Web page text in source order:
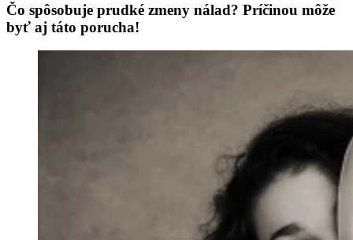
Čo spôsobuje prudké zmeny nálad? Príčinou môže
byť aj táto porucha!